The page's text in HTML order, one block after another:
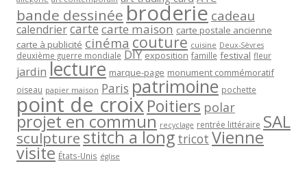
bande dessinée broderie cadeau
calendriercartecarte maison carte postale ancienne
carte à publicité cinéma couture cuisine Deux-Sèvres
deuxième guerre mondiale DIY exposition famille festival fleur
jardin lecture marque-page monument commémoratif
oiseau papier maison Paris patrimoine pochette
point de croixPoitiers polar
projet en commun recyclage rentrée littéraire SAL
sculpturestitch a long tricot Vienne
visite États-Unis église